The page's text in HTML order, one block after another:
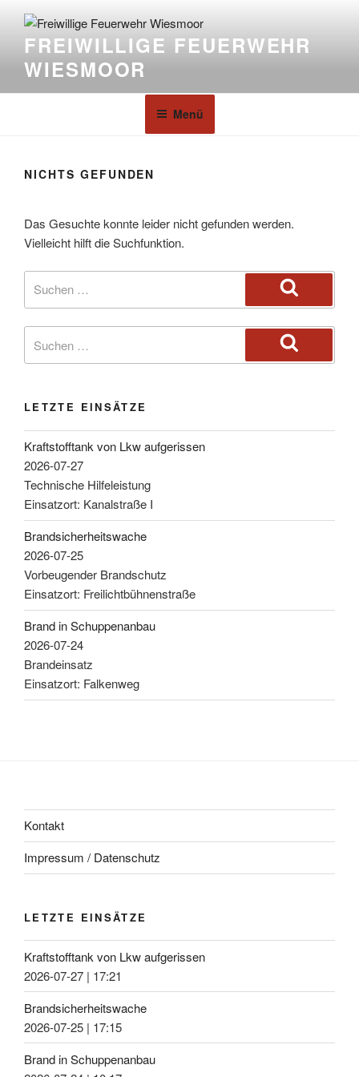
FREIWILLIGE FEUERWEHR
WIESMOOR
Menü
NICHTS GEFUNDEN
Das Gesuchte konnte leider nicht gefunden werden.
Vielleicht hilft die Suchfunktion.
LETZTE EINSÄTZE
Kraftstofftank von Lkw aufgerissen
2026-07-27
Technische Hilfeleistung
Einsatzort: Kanalstraße I
Brandsicherheitswache
2026-07-25
Vorbeugender Brandschutz
Einsatzort: Freilichtbühnenstraße
Brand in Schuppenanbau
2026-07-24
Brandeinsatz
Einsatzort: Falkenweg
Kontakt
Impressum / Datenschutz
LETZTE EINSÄTZE
Kraftstofftank von Lkw aufgerissen
2026-07-27 | 17:21
Brandsicherheitswache
2026-07-25 | 17:15
Brand in Schuppenanbau